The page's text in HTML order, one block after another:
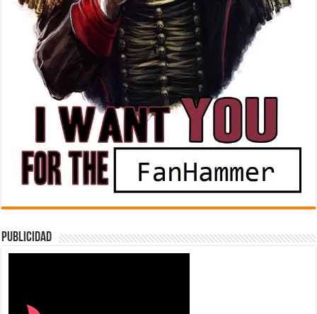
Publicidad